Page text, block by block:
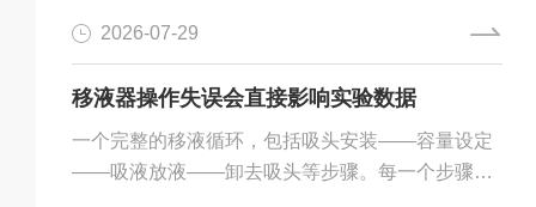
含量测定在药品质量控制中，含量测定是评价药物
用药安全。参考2025年版《中国药典》相关要求，
采用高效液相色谱法（HPLC）对阿奇霉素片进行
含量测定。本实验使用POSITISILODS-1色谱柱(货
号INLK010112S0502546描述Positisil...
2026-07-29
移液器操作失误会直接影响实验数据
一个完整的移液循环，包括吸头安装——容量设定
——吸液放液——卸去吸头等步骤。每一个步骤都